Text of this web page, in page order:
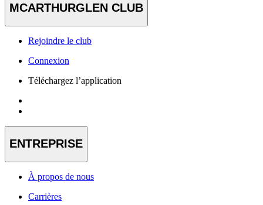
MCARTHURGLEN CLUB
Rejoindre le club
Connexion
Téléchargez l’application
ENTREPRISE
À propos de nous
Carrières